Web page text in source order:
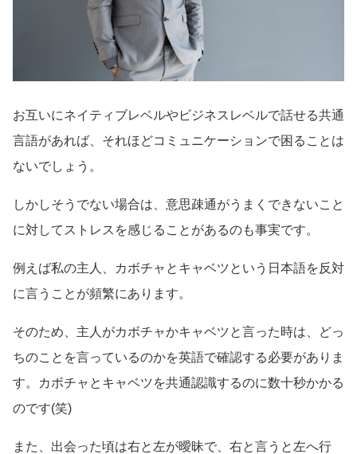
お互いにネイティブレベルやビジネスレベルで話せる共通
言語があれば、それほどコミュニケーションで困ることは
ないでしょう。
しかしそうでない場合は、意思疎通がうまくできないこと
に対してストレスを感じることがあるのも事実です。
例えば私の主人、カボチャとキャベツという日本語を反対
に言うことが頻繁にあります。
そのため、主人がカボチャかキャベツと言った時は、どっ
ちのことを言っているのかを英語で確認する必要がありま
す。カボチャとキャベツを共通認識するのに数十秒かかる
のです(笑)
また、出会った頃は右と左が曖昧で、右と言うと左へ行